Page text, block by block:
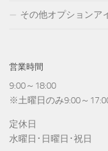
その他オプションア
営業時間
9:00～18:00
※土曜日のみ9:00～
定休日
水曜日･日曜日･祝日